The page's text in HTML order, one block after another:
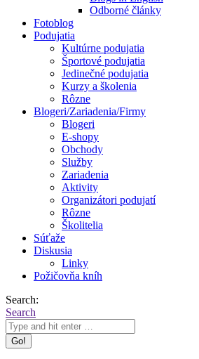
Odborné články
Fotoblog
Podujatia
Kultúrne podujatia
Športové podujatia
Jedinečné podujatia
Kurzy a školenia
Rôzne
Blogeri/Zariadenia/Firmy
Blogeri
E-shopy
Obchody
Služby
Zariadenia
Aktivity
Organizátori podujatí
Rôzne
Školitelia
Súťaže
Diskusia
Linky
Požičovňa kníh
Search:
Search